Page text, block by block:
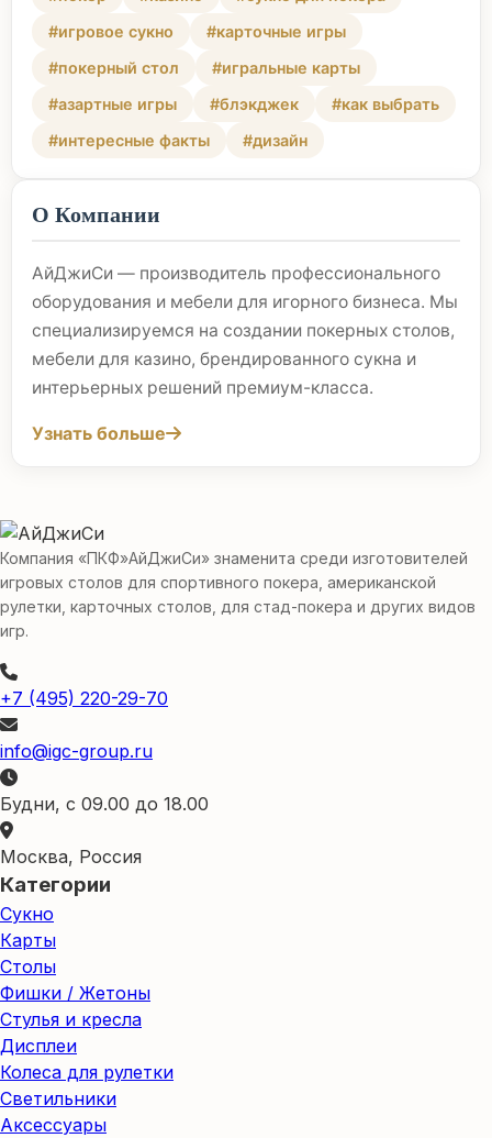
#игровое сукно
#карточные игры
#покерный стол
#игральные карты
#азартные игры
#блэкджек
#как выбрать
#интересные факты
#дизайн
О Компании
АйДжиСи — производитель профессионального
оборудования и мебели для игорного бизнеса. Мы
специализируемся на создании покерных столов,
мебели для казино, брендированного сукна и
интерьерных решений премиум-класса.
Узнать больше
Компания «ПКФ»АйДжиСи» знаменита среди изготовителей
игровых столов для спортивного покера, американской
рулетки, карточных столов, для стад-покера и других видов
игр.
+7 (495) 220-29-70
info@igc-group.ru
Будни, с 09.00 до 18.00
Москва, Россия
Категории
Сукно
Карты
Столы
Фишки / Жетоны
Стулья и кресла
Дисплеи
Колеса для рулетки
Светильники
Аксессуары